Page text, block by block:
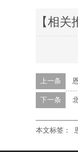
【相关
上一条
下一条
本文标签：